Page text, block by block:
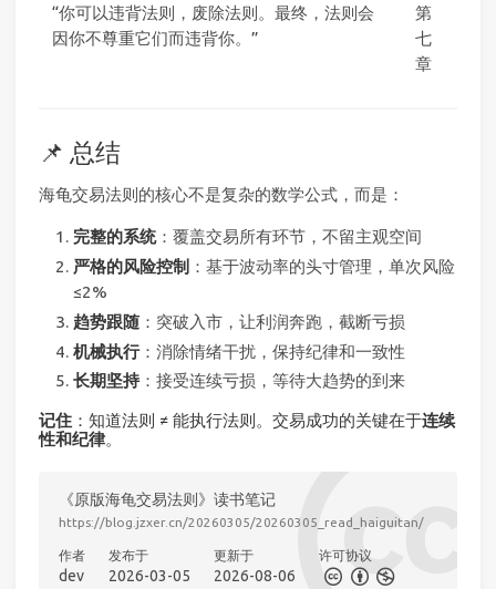
“你可以违背法则，废除法则。最终，法则会
因你不尊重它们而违背你。”
第
七
章
📌 总结
海龟交易法则的核心不是复杂的数学公式，而是：
完整的系统：覆盖交易所有环节，不留主观空间
严格的风险控制 ：基于波动率的头寸管理，单次风险
≤2%
趋势跟随：突破入市，让利润奔跑，截断亏损
机械执行：消除情绪干扰，保持纪律和一致性
长期坚持：接受连续亏损，等待大趋势的到来
记住 ：知道法则 ≠ 能执行法则。交易成功的关键在于连续
性和纪律。
《原版海龟交易法则》读书笔记
https://blog.jzxer.cn/20260305/20260305_read_haiguitan/
作者
dev
发布于
2026-03-05
更新于
2026-08-06
许可协议